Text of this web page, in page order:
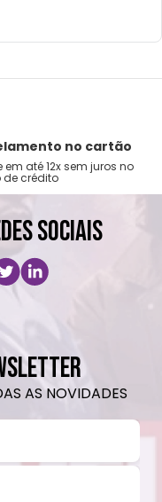
no cartão
em até 12x sem juros no
de crédito
SOCIAIS
AS NOVIDADES